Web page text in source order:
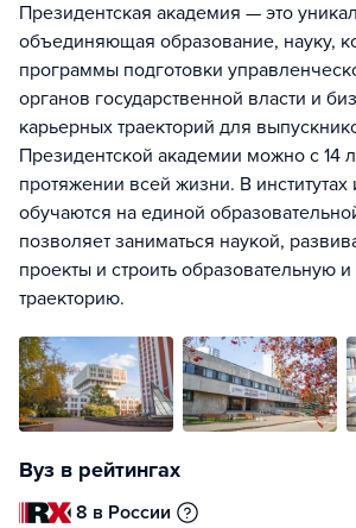
Президентская академия — это
объединяющая образование, науку,
программы подготовки
органов государственной власти и
карьерных траекторий для
Президентской академии можно с 14
протяжении всей жизни. В
обучаются на единой
позволяет заниматься наукой,
проекты и строить образовательную
траекторию.
Вуз в рейтингах
8 в России